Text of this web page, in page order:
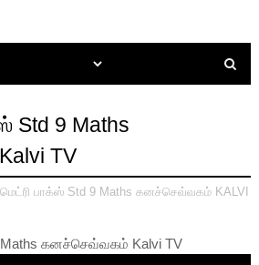
Std 9 Maths
TV
பாக்ஸ் Std 9 Maths கனச்செவ்வகம் KALVI
Maths கனச்செவ்வகம் Kalvi TV